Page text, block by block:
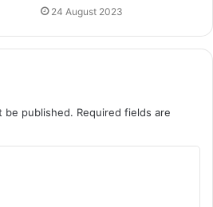
24 August 2023
be published. Required fields are